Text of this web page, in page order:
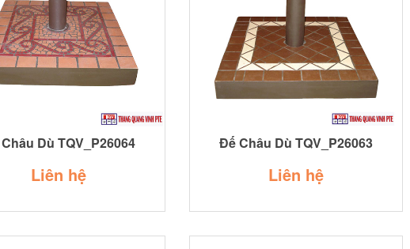
Dù TQV_P26064
Liên hệ
Đế Châu Dù TQV_P26063
Liên hệ